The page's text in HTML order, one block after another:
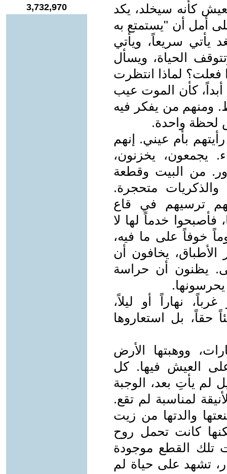
كأنه سيخلد، يكد
أمل أن "يستمتع به
يأتي سريعاً، ويأتي
الحياة، ويسأل
لماذا انتظرت
كأن الموت عيب
ومنهم من يفكر فيه
لحظة واحدة.
بأم عيني. إنهم
يجمعون، يخزنون،
من البيت وقطعة
والذكريات متحجرة.
ترسيهم في قاع
فأصبحوا خدماً لها لا
خوفاً على ما فيه،
الأطباق، يخافون أن
يظنون أن حراسة
يحرسونها.
نهاراً أو ليلاً،
حقاً، بل استعاروها
ووهبتها الأرض
العيش فيها. كل
لم يأتِ بعد، الوجبة
لمناسبة لم تقع.
والدتها من زيت
كانت تحمل روح
تلك القطع موجودة
تشهد على حياة لم
3,732,970